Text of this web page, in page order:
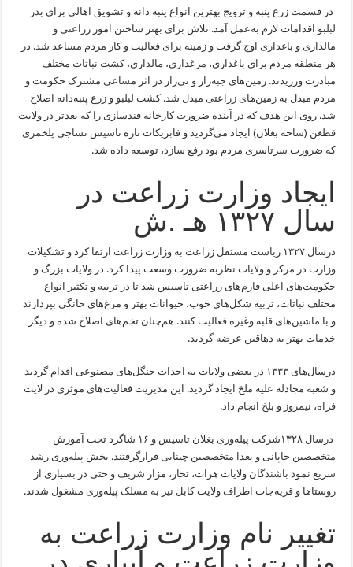
در قسمت زرع پنبه و ترویج بهترین انواع پنبه دانه و تشویق اهالی برای بذر
لبلبو اقدامات لازم به‌عمل آمد. تلاش برای بهتر ساختن امور زراعتی و
مالداری و باغداری اوج گرفت و زمینه برای فعالیت و کار مردم مساعد شد. در
هر منطقه مردم برای باغداری، مرغداری، مالداری، کشت نباتات مختلف
مبادرت ورزیدند. زمین‌های جبه‌زار و نی‌زار در اثر مساعی مشترک حکومت و
مردم مبدل به زمین‌های زراعتی مبدل شد. کشت لبلبو و زرع پنبه‌دانه اصلاح
شد. روی این هدف که در آینده ضرورت کارخانه قندسازی را که بعدتر در ولایت
قطغن (ساحه بغلان) ایجاد می‌گردید و فابریکات تازه تاسیس نساجی پلخمری
که ضرورت سرتاسری مردم بود رفع سازد، توسعه داده شد.
ایجاد وزارت زراعت در
سال ۱۳۲۷ هـ .ش
درسال ۱۳۲۷ ریاست مستقل زراعت به وزارت زراعت ارتقا کرد و تشکیلات
وزارت در مرکز و ولایات نظربه ضرورت وسعت پیدا کرد. در ولایات بزرگ و
حکومت‌های اعلی فارم‌های زراعتی تاسیس شد تا در تربیه و تکثیر انواع
مختلف نباتات، تربیه شکل‌های خوب، حیوانات بهتر و مرغ‌های خانگی بپردازند
و با ماشین‌های قلبه وغیره فعالیت کنند. هم‌چنان تخم‌های اصلاح شده و دیگر
خدمات بهتر به دهاقین عرضه گردید.
درسال‌های ۱۳۳۳ در بعضی ولایات به احداث جنگل‌های مصنوعی اقدام گردید
و شعبه مجادله علیه ملخ ایجاد گردید. این مدیریت فعالیت‌های موثری در لایت
فراه، نیمروز و بلخ انجام داد.
درسال ۱۳۲۸شرکت پیله‌وری بغلان تاسیس و ۱۶ شاگرد تحت آموزش
متخصصین جاپانی و بعدا متخصصین چینایی قرارگرفتند. بخش پیله‌وری رشد
سریع نمود باشندگان ولایات هرات، تخار، مزار شریف و حتی در بسیاری از
روستا‌ها و قریه‌جات اطراف ولایت کابل نیز به مسلک پیله‌وری مشغول شدند.
تغییر نام وزارت زراعت به